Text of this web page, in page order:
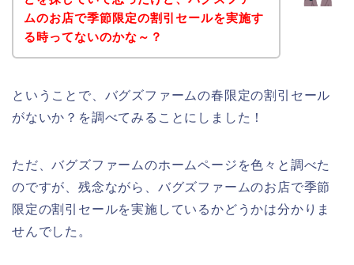
ムのお店で季節限定の割引セールを実施す
る時ってないのかな～？
ということで、バグズファームの春限定の割引セール
がないか？を調べてみることにしました！
ただ、バグズファームのホームページを色々と調べた
のですが、残念ながら、バグズファームのお店で季節
限定の割引セールを実施しているかどうかは分かりま
せんでした。